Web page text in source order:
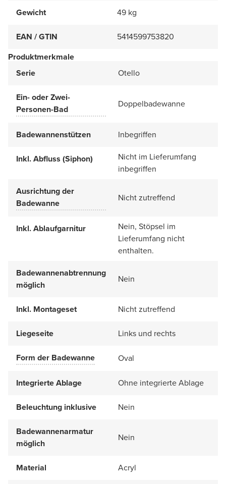
Gewicht 49 kg
EAN / GTIN
5414599753820
Produktmerkmale
Serie
Otello
Ein- oder Zwei-
Personen-Bad
Doppelbadewanne
Badewannenstützen Inbegriffen
Inkl. Abfluss (Siphon)
Nicht im Lieferumfang
inbegriffen
Ausrichtung der
Badewanne
Nicht zutreffend
Inkl. Ablaufgarnitur
Nein, Stöpsel im
Lieferumfang nicht
enthalten.
Badewannenabtrennung
möglich
Nein
Inkl. Montageset Nicht zutreffend
Liegeseite Links und rechts
Form der Badewanne Oval
Integrierte Ablage Ohne integrierte Ablage
Beleuchtung inklusive Nein
Badewannenarmatur
möglich
Nein
Material Acryl